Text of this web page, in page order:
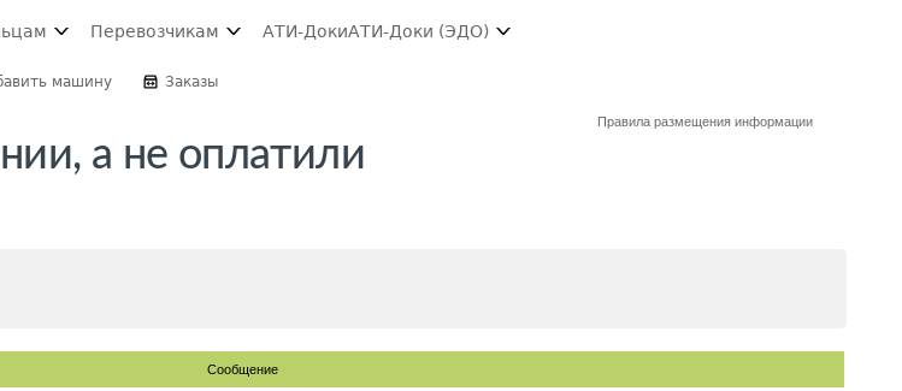
Перевозчикам АТИ-ДокиАТИ-Доки (ЭДО)
машину Заказы
Правила размещения информации
а не оплатили
Сообщение